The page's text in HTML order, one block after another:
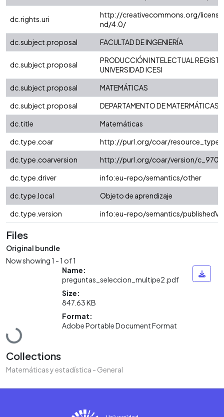
dc.rights.uri
http://creativecommons.org/
nd/4.0/
dc.subject.proposal
FACULTAD DE INGENIERÍA
dc.subject.proposal
PRODUCCIÓN INTELECTUAL
UNIVERSIDAD ICESI
dc.subject.proposal
MATEMÁTICAS
dc.subject.proposal
DEPARTAMENTO DE MATERMÁTICAS
dc.title
Matemáticas
dc.type.coar
http://purl.org/coar/resource_type/
dc.type.coarversion
http://purl.org/coar/version/
dc.type.driver
info:eu-repo/semantics/other
dc.type.local
Objeto de aprendizaje
dc.type.version
info:eu-repo/semantics/
Files
Original bundle
Now showing1 - 1 of 1
Loading...
Name:
preguntas_seleccion_multipe2.pdf
Size:
847.63 KB
Format:
Adobe Portable Document Format
Collections
Matemáticas y estadística - General